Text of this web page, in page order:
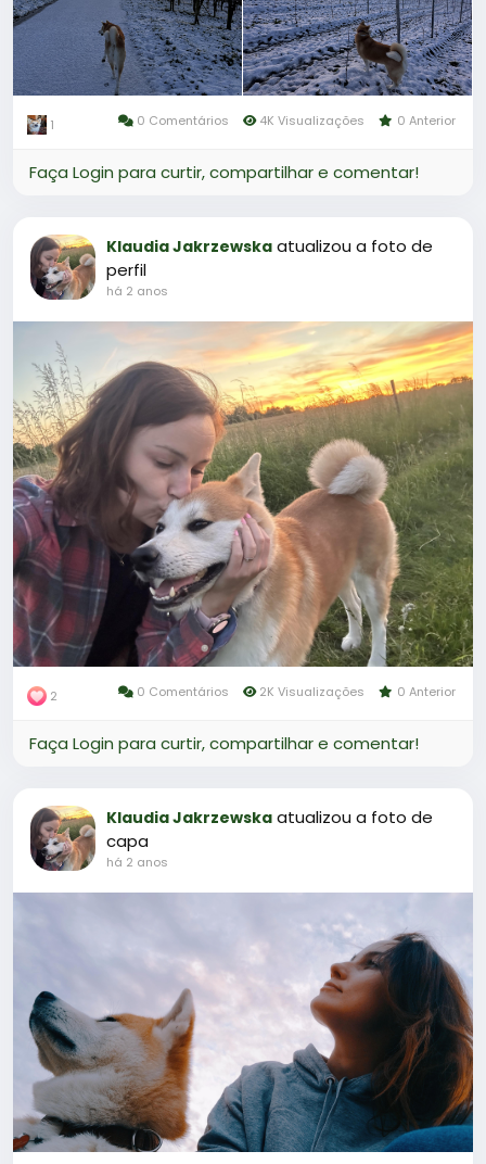
1 0 Comentários 4K Visualizações 0 Anterior
Faça Login para curtir, compartilhar e comentar!
Klaudia Jakrzewska atualizou a foto de
perfil
há 2 anos
2 0 Comentários 2K Visualizações 0 Anterior
Faça Login para curtir, compartilhar e comentar!
Klaudia Jakrzewska atualizou a foto de
capa
há 2 anos